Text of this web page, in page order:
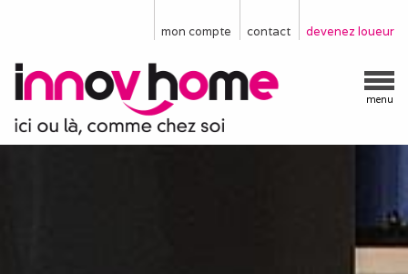
devenez loueur
contact
mon compte
menu